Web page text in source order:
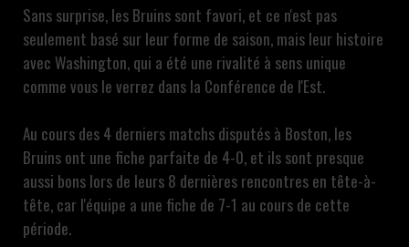
Sans surprise, les Bruins sont favori, et ce n'est pas
seulement basé sur leur forme de saison, mais leur histoire
avec Washington, qui a été une rivalité à sens unique
comme vous le verrez dans la Conférence de l'Est.
Au cours des 4 derniers matchs disputés à Boston, les
Bruins ont une fiche parfaite de 4-0, et ils sont presque
aussi bons lors de leurs 8 dernières rencontres en tête-à-
tête, car l'équipe a une fiche de 7-1 au cours de cette
période.